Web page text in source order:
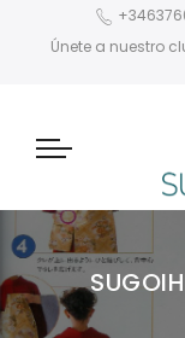
Únete a nuestro